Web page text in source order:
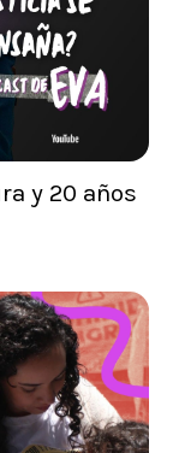
y 20 años